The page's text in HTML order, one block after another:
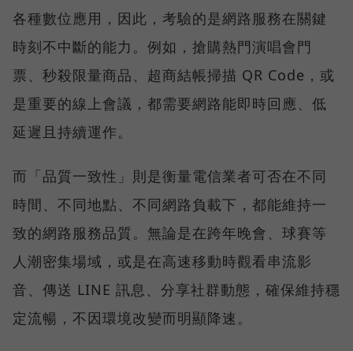
各種數位應用，因此，考驗的是網路服務在關鍵
時刻不中斷的能力。例如，搶購熱門演唱會門
票、秒殺限量商品、超商結帳掃描 QR Code，或
是重要的線上會議，都需要網路能即時回應、低
延遲且持續運作。
而「品質一致性」則是衡量電信業者可否在不同
時間、不同地點、不同網路負載下，都能維持一
致的網路服務品質。無論是在跨年晚會、球賽等
人潮密集場域，或是在高速移動時觀看串流影
音、傳送 LINE 訊息、分享社群動態，確保維持穩
定流暢，不因環境改變而明顯降速。